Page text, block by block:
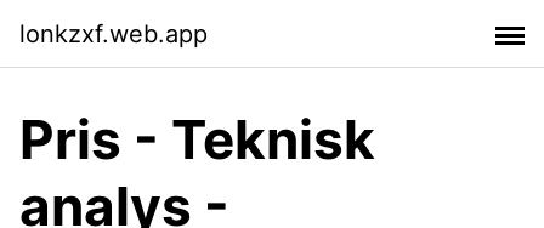
lonkzxf.web.app
Pris - Teknisk
analys -